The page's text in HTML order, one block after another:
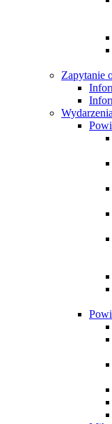
Zapytanie
Wydarzenia